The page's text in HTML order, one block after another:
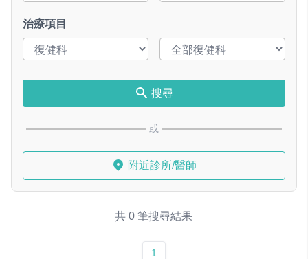
治療項目
搜尋
或
附近診所/醫師
共 0 筆搜尋結果
1